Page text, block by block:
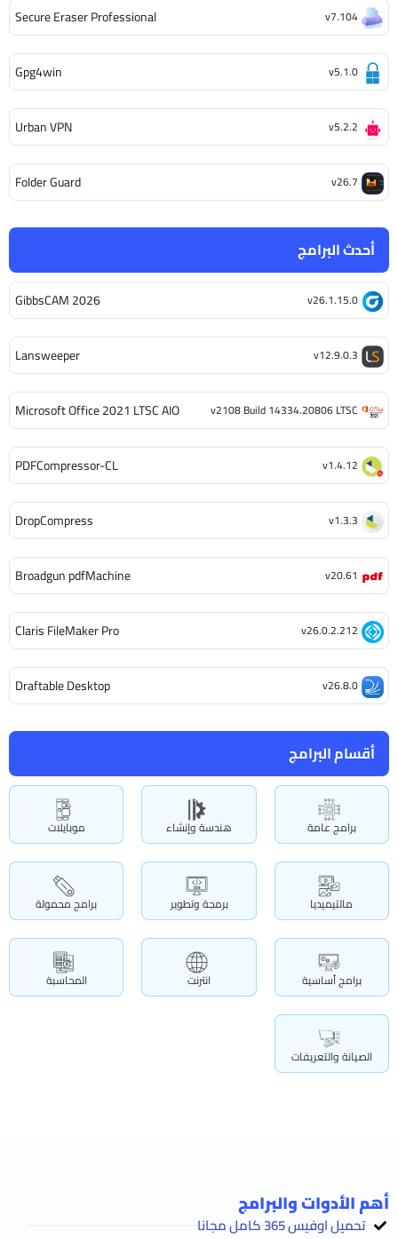
أقسام البرامج
برامج عامة هندسة وإنشاء موبايلات
مالتيميديا برمجة وتطوير برامج محمولة
برامج أساسية انترنت المحاسبة
الصيانة والتعريفات
أحدث البرامج
GibbsCAM 2026 v26.1.15.0
Lansweeper v12.9.0.3
Microsoft Office 2021 LTSC AIO v2108 Build 14334.20806 LTSC
PDFCompressor-CL v1.4.12
DropCompress v1.3.3
Broadgun pdfMachine v20.61
Claris FileMaker Pro v26.0.2.212
Draftable Desktop v26.8.0
Secure Eraser Professional v7.104
Gpg4win v5.1.0
Urban VPN v5.2.2
Folder Guard v26.7
أهم الأدوات والبرامج
تحميل اوفيس 365 كامل مجانا